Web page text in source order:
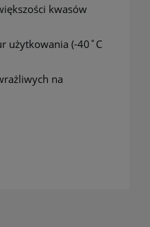
kwasów
użytkowania (-40˚C
na